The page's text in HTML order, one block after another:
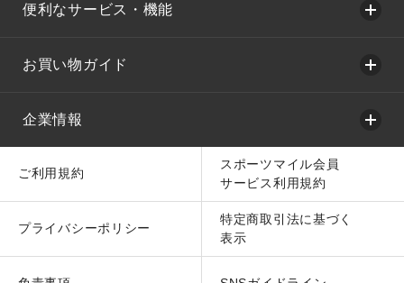
便利なサービス・機能
お買い物ガイド
企業情報
ご利用規約
スポーツマイル会員
サービス利用規約
プライバシーポリシー
特定商取引法に基づく
表示